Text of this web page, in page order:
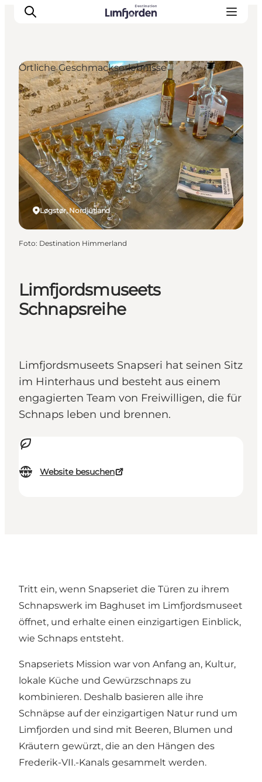
Limfjordsmuseets
Schnapsreihe
Limfjordsmuseets Snapseri hat seinen Sitz
im Hinterhaus und besteht aus einem
engagierten Team von Freiwilligen, die für
Schnaps leben und brennen.
Website besuchen
Løgstør, Nordjütland
Örtliche Geschmackserlebnisse
Foto: Destination Himmerland
Tritt ein, wenn Snapseriet die Türen zu ihrem
Schnapswerk im Baghuset im Limfjordsmuseet
öffnet, und erhalte einen einzigartigen Einblick,
wie Schnaps entsteht.
Snapseriets Mission war von Anfang an, Kultur,
lokale Küche und Gewürzschnaps zu
kombinieren. Deshalb basieren alle ihre
Schnäpse auf der einzigartigen Natur rund um
Limfjorden und sind mit Beeren, Blumen und
Kräutern gewürzt, die an den Hängen des
Frederik-VII.-Kanals gesammelt werden.